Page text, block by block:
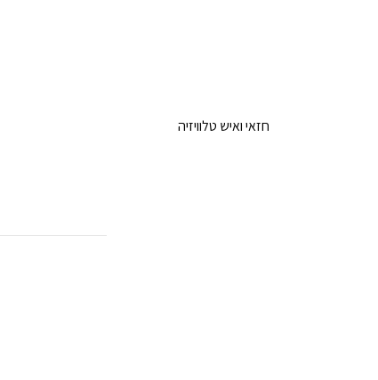
חזאי ואיש טלוויזיה